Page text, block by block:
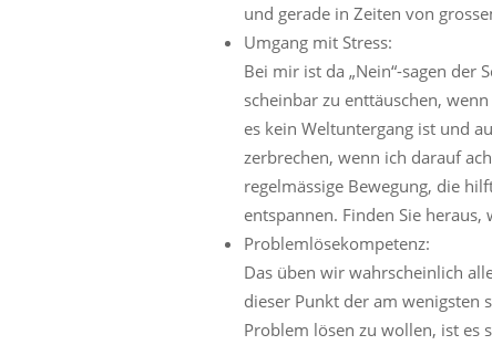
und gerade in Zeiten von
Umgang mit Stress:
Bei mir ist da „Nein“-sagen der
scheinbar zu enttäuschen,
es kein Weltuntergang ist und
zerbrechen, wenn ich darauf
regelmässige Bewegung, die
entspannen. Finden Sie heraus,
Problemlösekompetenz:
Das üben wir wahrscheinlich
dieser Punkt der am wenigsten
Problem lösen zu wollen, ist es